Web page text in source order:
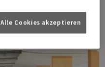
Alle Cookies akzeptieren